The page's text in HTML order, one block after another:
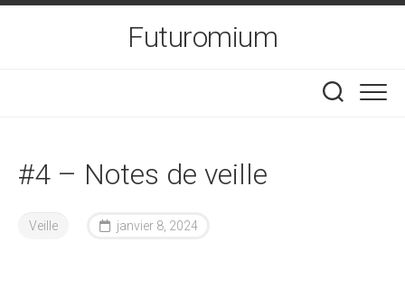
Skip
Futuromium
#4 – Notes de veille
Veille janvier 8, 2024